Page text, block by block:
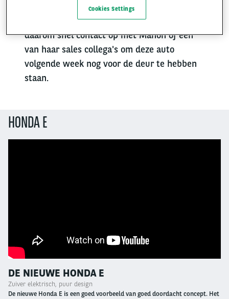
Hierdoor kun je dit jaar nog gebruik maken
van de lage bijtelling van maar 8%. Neem
daarom snel contact op met Manon of een
van haar sales collega's om deze auto
volgende week nog voor de deur te hebben
staan.
HONDA E
DE NIEUWE HONDA E
Zuiver elektrisch, puur design
De nieuwe Honda E is een goed voorbeeld van goed doordacht concept. Het
Cookies Settings